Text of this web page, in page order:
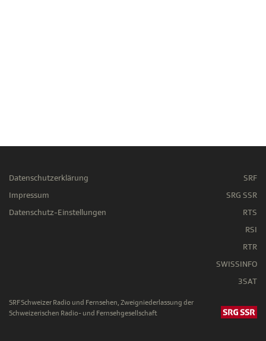
Datenschutzerklärung
Impressum
Datenschutz-Einstellungen
SRF
SRG SSR
RTS
RSI
RTR
SWISSINFO
3SAT
SRF Schweizer Radio und Fernsehen, Zweigniederlassung der
Schweizerischen Radio- und Fernsehgesellschaft